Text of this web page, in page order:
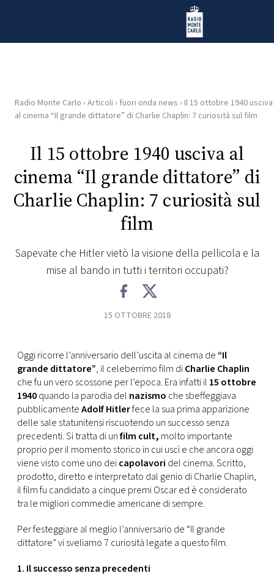
Radio Monte Carlo
HOME
RADIO
WEB
RADIO
NEWS
EVENTI
VIDEO
TV
PRINCIPATO
DI
MONACO
RMC
Radio Monte Carlo › Articoli › fuori onda news › Il 15 ottobre 1940 usciva
al cinema “Il grande dittatore” di Charlie Chaplin: 7 curiosità sul film
Il 15 ottobre 1940 usciva al
cinema “Il grande dittatore” di
Charlie Chaplin: 7 curiosità sul
film
Sapevate che Hitler vietò la visione della pellicola e la
mise al bando in tutti i territori occupati?
15 OTTOBRE 2018
Oggi ricorre l’anniversario dell’uscita al cinema de “Il
grande dittatore”, il celeberrimo film diCharlie Chaplin
che fu un vero scossone per l’epoca. Era infatti il 15 ottobre
1940quando la parodia del nazismo che sbeffeggiava
pubblicamenteAdolf Hitlerfece la sua prima apparizione
delle sale statunitensi riscuotendo un successo senza
precedenti. Si tratta di unfilm cult, molto importante
proprio per il momento storico in cui uscì e che ancora oggi
viene visto come uno deicapolavori del cinema. Scritto,
prodotto, diretto e interpretato dal genio di Charlie Chaplin,
il film fu candidato a cinque premi Oscar ed è considerato
tra le migliori commedie americane di sempre.
Per festeggiare al meglio l’anniversario de “Il grande
dittatore” vi sveliamo 7 curiosità legate a questo film.
1. Il successo senza precedenti